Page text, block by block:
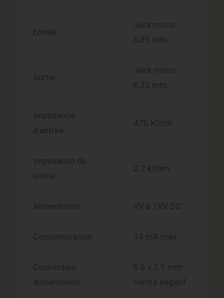
Entrée
Jack mono
6,35 mm
Sortie
Jack mono
6,35 mm
Impédance
d’entrée
470 kOhm
Impédance de
sortie
2.2 kOhm
Alimentation 9V à 18V DC
Consommation 34 mA max
Connecteur
alimentation
5.5 x 2.1 mm
centre négatif